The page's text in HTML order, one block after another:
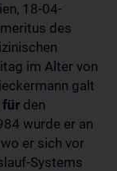
18-04-
des
im Alter von
galt
für den
wurde er an
er sich vor
Systems